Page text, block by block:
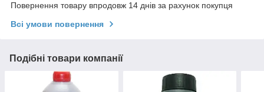
Повернення товару впродовж 14 днів за рахунок покупця
Всі умови повернення
Подібні товари компанії